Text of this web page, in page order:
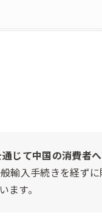
じて中国の消費者
輸入手続きを経ず
す。